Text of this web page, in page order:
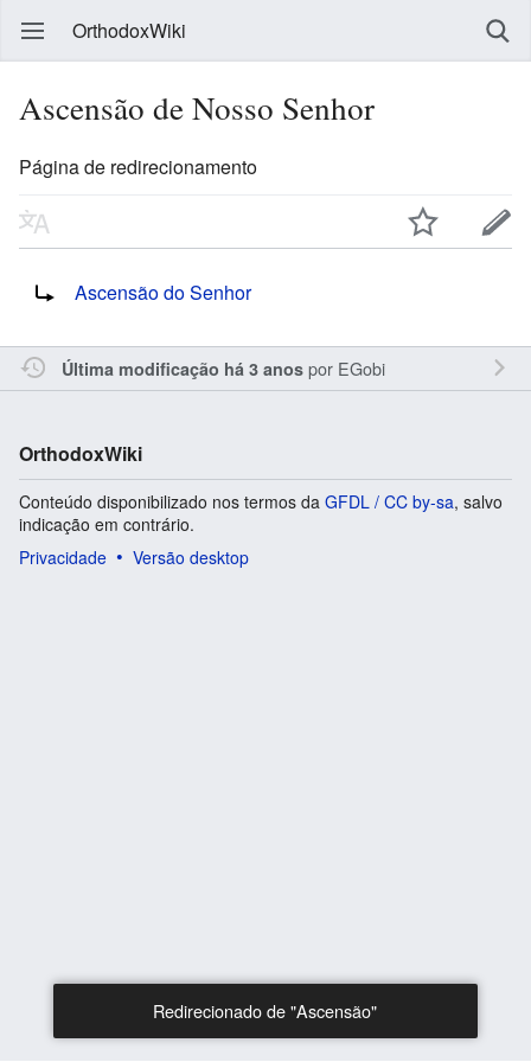
OrthodoxWiki
Redirecionado de "Ascensão"
Ascensão de Nosso Senhor
Página de redirecionamento
Ascensão do Senhor
Última modificação há 3 anospor EGobi
OrthodoxWiki
Conteúdo disponibilizado nos termos da GFDL / CC by-sa, salvo
indicação em contrário.
Privacidade
Versão desktop